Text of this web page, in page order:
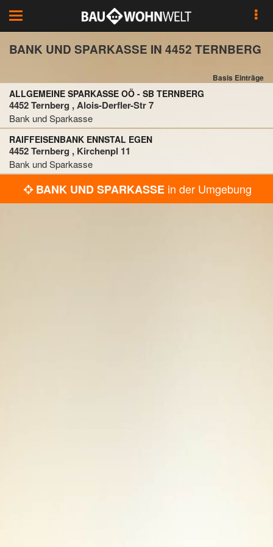
Toggle
navigation
BANK UND SPARKASSE IN 4452 TERNBERG
Basis Einträge
ALLGEMEINE SPARKASSE OÖ - SB TERNBERG
4452 Ternberg , Alois-Derfler-Str 7
Bank und Sparkasse
RAIFFEISENBANK ENNSTAL EGEN
4452 Ternberg , Kirchenpl 11
Bank und Sparkasse
BANK UND SPARKASSE in der Umgebung